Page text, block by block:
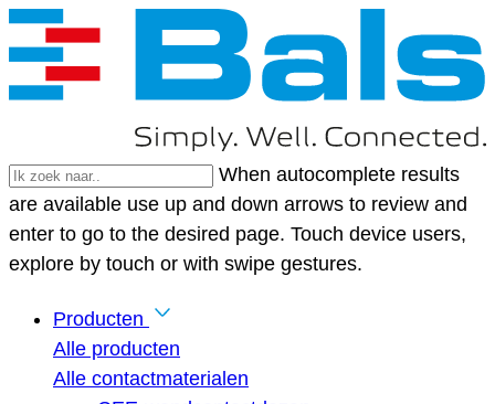
When autocomplete results
are available use up and down arrows to review and
enter to go to the desired page. Touch device users,
explore by touch or with swipe gestures.
Producten
Alle producten
Alle contactmaterialen